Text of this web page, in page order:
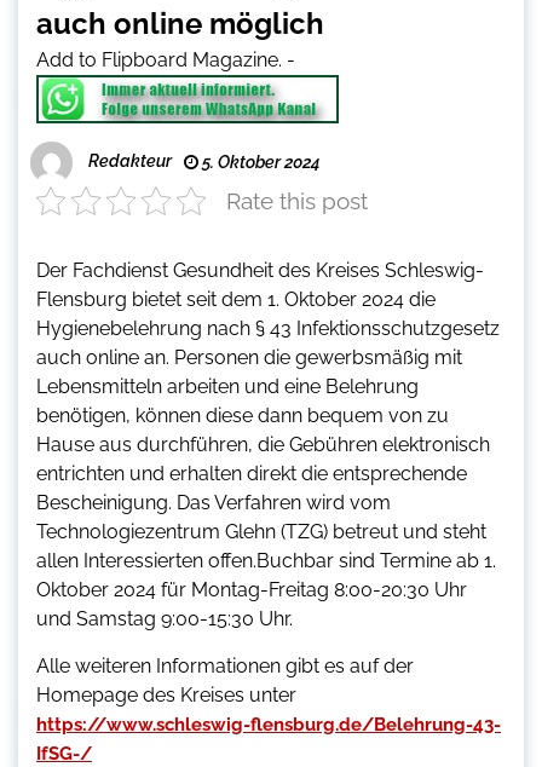
auch online möglich
Add to Flipboard Magazine. -
Redakteur 5. Oktober 2024
Rate this post
Der Fachdienst Gesundheit des Kreises Schleswig-
Flensburg bietet seit dem 1. Oktober 2024 die
Hygienebelehrung nach § 43 Infektionsschutzgesetz
auch online an. Personen die gewerbsmäßig mit
Lebensmitteln arbeiten und eine Belehrung
benötigen, können diese dann bequem von zu
Hause aus durchführen, die Gebühren elektronisch
entrichten und erhalten direkt die entsprechende
Bescheinigung. Das Verfahren wird vom
Technologiezentrum Glehn (TZG) betreut und steht
allen Interessierten offen.Buchbar sind Termine ab 1.
Oktober 2024 für Montag-Freitag 8:00-20:30 Uhr
und Samstag 9:00-15:30 Uhr.
Alle weiteren Informationen gibt es auf der
Homepage des Kreises unter
https://www.schleswig-flensburg.de/Belehrung-43-
IfSG-/